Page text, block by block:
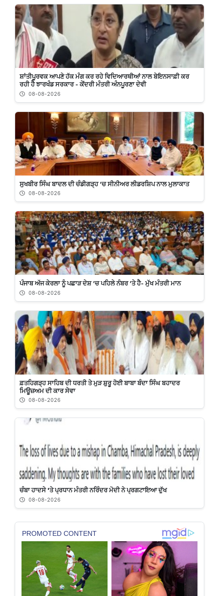
ਸ਼ਾਂਤੀਪੂਰਵਕ ਆਪਣੇ ਹੱਕ ਮੰਗ ਕਰ ਰਹੇ ਵਿਦਿਆਰਥੀਆਂ ਨਾਲ ਬੇਇਨਸਾਫ਼ੀ ਕਰ
ਰਹੀ ਹੈ ਝਾਰਖੰਡ ਸਰਕਾਰ - ਕੇਂਦਰੀ ਮੰਤਰੀ ਅੰਨਪੂਰਣਾ ਦੇਵੀ
08-08-2026
ਸੁਖਬੀਰ ਸਿੰਘ ਬਾਦਲ ਦੀ ਚੰਡੀਗੜ੍ਹ ’ਚ ਸੀਨੀਅਰ ਲੀਡਰਸ਼ਿਪ ਨਾਲ ਮੁਲਾਕਾਤ
08-08-2026
ਪੰਜਾਬ ਅੱਜ ਕੇਰਲਾ ਨੂੰ ਪਛਾੜ ਦੇਸ਼ ’ਚ ਪਹਿਲੇ ਨੰਬਰ ’ਤੇ ਹੈ- ਮੁੱਖ ਮੰਤਰੀ ਮਾਨ
08-08-2026
ਫ਼ਤਹਿਗੜ੍ਹ ਸਾਹਿਬ ਦੀ ਧਰਤੀ ਤੇ ਮੁੜ ਸ਼ੁਰੂ ਹੋਈ ਬਾਬਾ ਬੰਦਾ ਸਿੰਘ ਬਹਾਦਰ
ਮਿਊਜ਼ਅਮ ਦੀ ਕਾਰ ਸੇਵਾ
08-08-2026
ਚੰਬਾ ਹਾਦਸੇ 'ਤੇ ਪ੍ਰਧਾਨ ਮੰਤਰੀ ਨਰਿੰਦਰ ਮੋਦੀ ਨੇ ਪ੍ਰਗਟਾਇਆ ਦੁੱਖ
08-08-2026